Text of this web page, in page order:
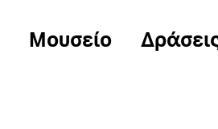
Μουσείο